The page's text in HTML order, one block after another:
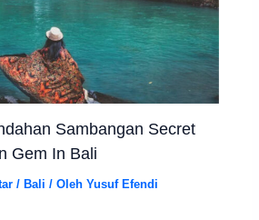
Sambangan Secret
Gem In Bali
/ Bali / OlehYusuf Efendi